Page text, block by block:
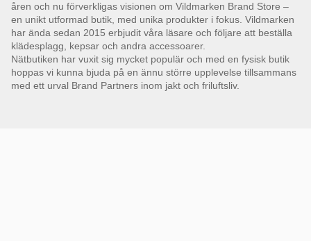
åren och nu förverkligas visionen om Vildmarken Brand Store –
en unikt utformad butik, med unika produkter i fokus. Vildmarken
har ända sedan 2015 erbjudit våra läsare och följare att beställa
klädesplagg, kepsar och andra accessoarer.
Nätbutiken har vuxit sig mycket populär och med en fysisk butik
hoppas vi kunna bjuda på en ännu större upplevelse tillsammans
med ett urval Brand Partners inom jakt och friluftsliv.